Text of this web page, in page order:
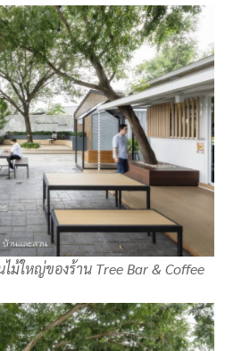
ใหญ่ของร้าน Tree Bar & Coffee